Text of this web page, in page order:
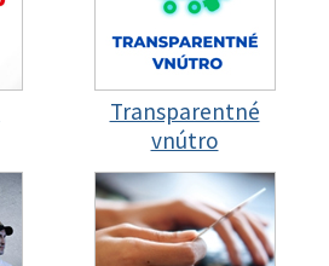
Transparentné
vnútro